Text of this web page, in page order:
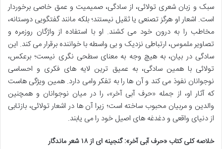
سبک و زبان شعری تولائی، از سادگی، صمیمیت و عمق خاصی برخوردار
است. اشعار او هرگز تصنعی یا ثقیل نیستند؛ بلکه مانند گفتگویی دوستانه،
مخاطب را به درون خود می کشند. او با استفاده از واژگان روزمره و
تصاویر ملموس، ارتباطی نزدیک و بی واسطه با خواننده برقرار می کند. این
سادگی در بیان، به هیچ وجه به معنای سطحی نگری نیست؛ برعکس،
تولائی با همین سادگی، به عمیق ترین لایه های فکری و احساسی
نوجوانان نفوذ می کند و آن ها را به تفکر وامی دارد. همین ویژگی هاست
که آثار او، از جمله «حرف آبی آخر»، را در میان نوجوانان و همچنین
والدین و مربیان محبوب ساخته است؛ زیرا آن ها در اشعار تولائی، بازتابی
از دنیای واقعی و دغدغه های اصیل خود را می یابند.
خلاصه کلی کتاب «حرف آبی آخر»: گنجینه ای از ۱۸ شعر ماندگار